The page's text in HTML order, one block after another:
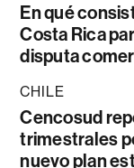
En qué
Costa Rica
disputa
CHILE
Cencosud
trimestrales
nuevo plan